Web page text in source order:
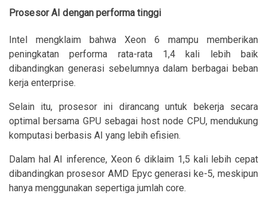
Prosesor AI dengan performa tinggi
Intel mengklaim bahwa Xeon 6 mampu memberikan
peningkatan performa rata-rata 1,4 kali lebih baik
dibandingkan generasi sebelumnya dalam berbagai beban
kerja enterprise.
Selain itu, prosesor ini dirancang untuk bekerja secara
optimal bersama GPU sebagai host node CPU, mendukung
komputasi berbasis AI yang lebih efisien.
Dalam hal AI inference, Xeon 6 diklaim 1,5 kali lebih cepat
dibandingkan prosesor AMD Epyc generasi ke-5, meskipun
hanya menggunakan sepertiga jumlah core.